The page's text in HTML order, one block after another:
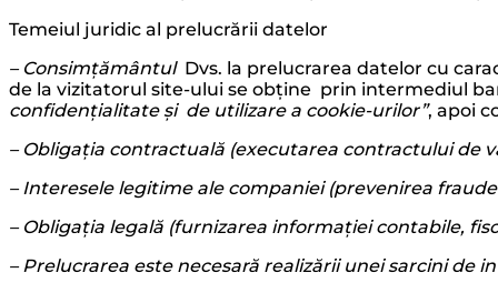
Temeiul juridic al prelucrării datelor
– Consimțământul Dvs. la prelucrarea datelor cu
de la vizitatorul site-ului se obține prin intermediul
confidențialitate și de utilizare a cookie-urilor”, apoi
– Obligația contractuală (executarea contractului de
– Interesele legitime ale companiei (prevenirea
– Obligația legală (furnizarea informației contabile,
– Prelucrarea este necesară realizării unei sarcini de